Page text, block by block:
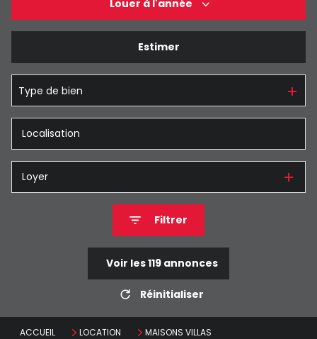
De l'immo pro
Louer à l'année
De l'immo pro
Estimer
Type de bien
Loyer
Filtrer
Voir les119 annonces
Réinitialiser
ACCUEIL LOCATION MAISONS VILLAS